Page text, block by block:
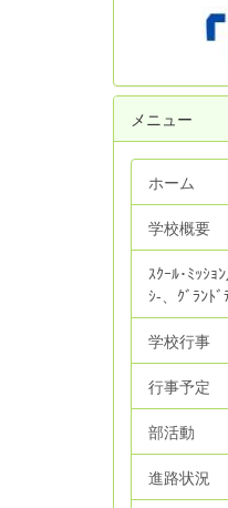
メニュー
ホーム
学校概要
ｽｸｰﾙ･ﾐｯｼｮ
ｼ‐、ｸﾞﾗﾝﾄ
学校行事
行事予定
部活動
進路状況